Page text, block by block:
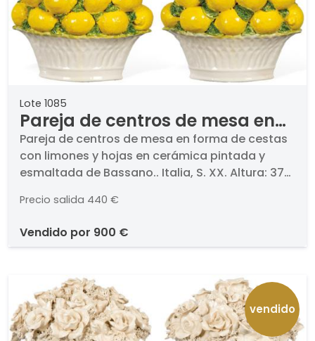
Lote 1085
Pareja de centros de mesa en
forma de cestas con limones y
hojas en cerámica pintada y
esmaltada de Bassano.
Pareja de centros de mesa en forma de cestas
con limones y hojas en cerámica pintada y
esmaltada de Bassano.. Italia, S. XX. Altura: 37
Precio salida 440 €
vendido por 900 €
vendido